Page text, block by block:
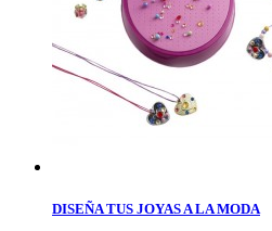
DISEÑA TUS JOYAS A LA MODA